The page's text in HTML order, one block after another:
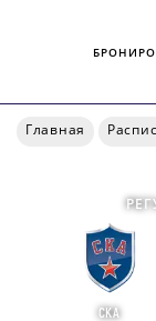
Главная
СКА